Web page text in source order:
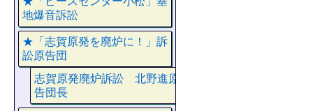
地爆音訴訟
★「志賀原発を廃炉に！」訴
訟原告団
志賀原発廃炉訴訟 北野進原
告団長